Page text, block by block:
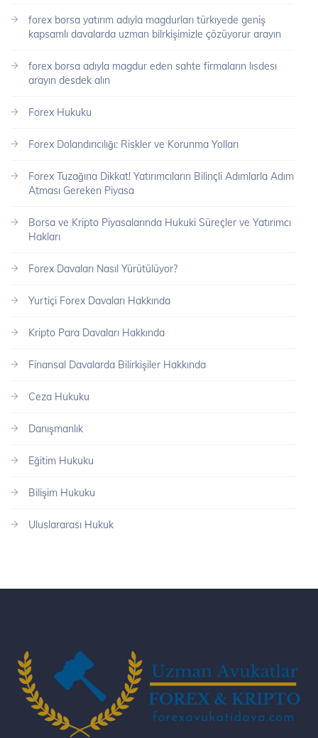
forex borsa yatırım adıyla magdurları türkıyede geniş
kapsamlı davalarda uzman bilrkişimizle çözüyorur arayın
forex borsa adıyla magdur eden sahte firmaların lısdesı
arayın desdek alın
Forex Hukuku
Forex Dolandırıcılığı: Riskler ve Korunma Yolları
Forex Tuzağına Dikkat! Yatırımcıların Bilinçli Adımlarla Adım
Atması Gereken Piyasa
Borsa ve Kripto Piyasalarında Hukuki Süreçler ve Yatırımcı
Hakları
Forex Davaları Nasıl Yürütülüyor?
Yurtiçi Forex Davaları Hakkında
Kripto Para Davaları Hakkında
Finansal Davalarda Bilirkişiler Hakkında
Ceza Hukuku
Danışmanlık
Eğitim Hukuku
Bilişim Hukuku
Uluslararası Hukuk